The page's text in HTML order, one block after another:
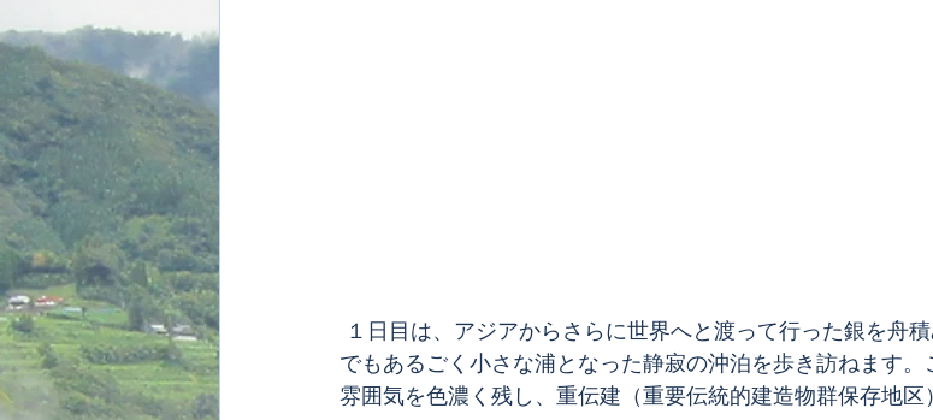
でもあるごく小さな浦となった静寂の沖泊を歩き訪ねます
雰囲気を色濃く残し、重伝建（重要伝統的建造物群保存地区